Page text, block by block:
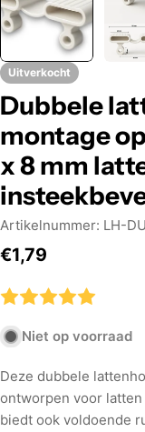
Uitverkocht
Dubbele
montage
x 8 mm
Artikelnummer: LH-
Normale
€1,79
Niet op voorraad
Deze dubbele
ontworpen voor latten
biedt ook voldoende